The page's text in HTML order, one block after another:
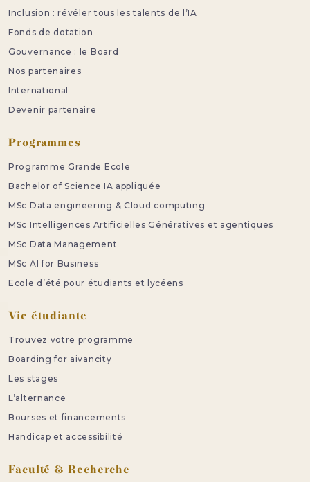
Inclusion : révéler tous les talents de l’IA
Fonds de dotation
Gouvernance : le Board
Nos partenaires
International
Devenir partenaire
Programmes
Programme Grande Ecole
Bachelor of Science IA appliquée
MSc Data engineering & Cloud computing
MSc Intelligences Artificielles Génératives et agentiques
MSc Data Management
MSc AI for Business
Ecole d’été pour étudiants et lycéens
Vie étudiante
Trouvez votre programme
Boarding for aivancity
Les stages
L’alternance
Bourses et financements
Handicap et accessibilité
Faculté & Recherche